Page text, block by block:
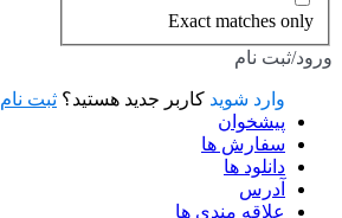
Exact matches only
ورود/ثبت نام
وارد شوید کاربر جدید هستید؟ ثبت نام
پیشخوان
سفارش ها
دانلود ها
آدرس
علاقه مندی ها